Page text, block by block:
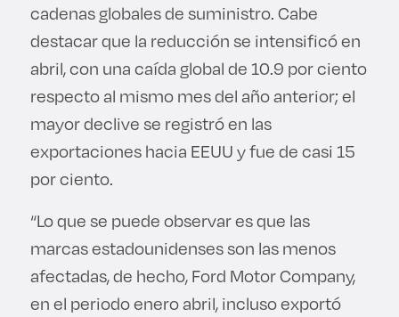
cadenas globales de suministro. Cabe
destacar que la reducción se intensificó en
abril, con una caída global de 10.9 por ciento
respecto al mismo mes del año anterior; el
mayor declive se registró en las
exportaciones hacia EEUU y fue de casi 15
por ciento.
“Lo que se puede observar es que las
marcas estadounidenses son las menos
afectadas, de hecho, Ford Motor Company,
en el periodo enero abril, incluso exportó